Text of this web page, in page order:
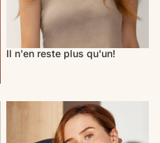
Il n'en reste plus qu'un!
Cherry Bobin